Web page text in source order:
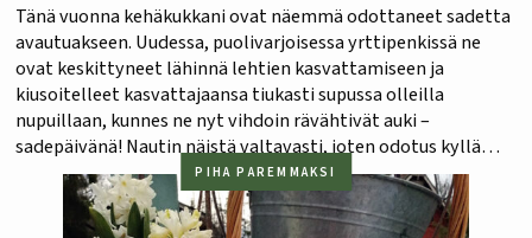
Tänä vuonna kehäkukkani ovat näemmä odottaneet sadetta
avautuakseen. Uudessa, puolivarjoisessa yrttipenkissä ne
ovat keskittyneet lähinnä lehtien kasvattamiseen ja
kiusoitelleet kasvattajaansa tiukasti supussa olleilla
nupuillaan, kunnes ne nyt vihdoin rävähtivät auki –
sadepäivänä! Nautin näistä valtavasti, joten odotus kyllä
palkittiin. Joku pikku pörriäinenkin tuli kanssani avautuneita
kukkia ihastelemaan. Nämä ovat ihan tavallisia lajikkeita,
aiemmin talteen otetuista…
PIHA PAREMMAKSI